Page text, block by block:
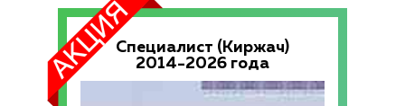
Специалист (Киржач)
2014-2026 года